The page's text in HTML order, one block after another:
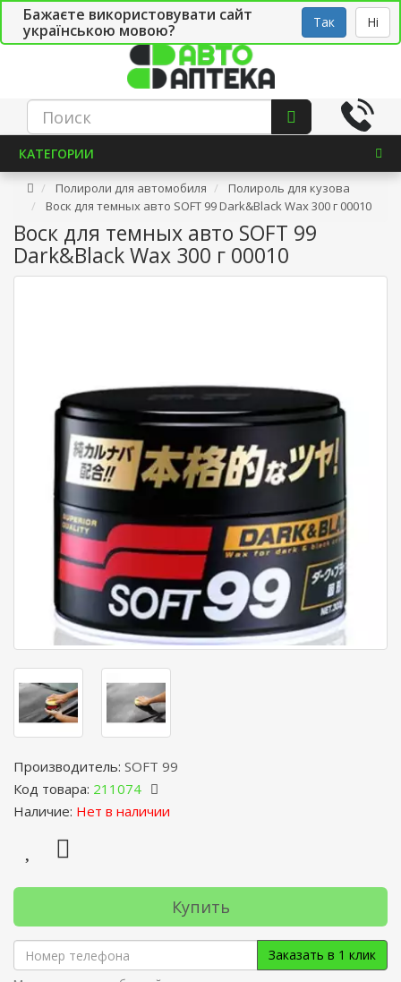
Бажаєте використовувати сайт
українською мовою?
Так Ні
СТО Укр
КАТЕГОРИИ
Полироли для автомобиля
Полироль для кузова
Воск для темных авто SOFT 99 Dark&Black Wax 300 г 00010
Воск для темных авто SOFT 99
Dark&Black Wax 300 г 00010
Производитель: SOFT 99
Код товара: 211074
Наличие: Нет в наличии
Купить
Заказать в 1 клик